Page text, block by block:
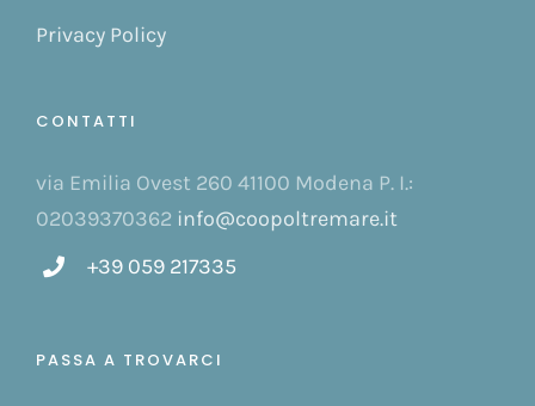
Privacy Policy
CONTATTI
via Emilia Ovest 260 41100 Modena P. I.:
02039370362 info@coopoltremare.it
+39 059 217335
PASSA A TROVARCI